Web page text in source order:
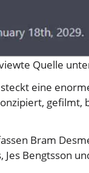
Quelle
eine
Bram
Jes Bengtsson